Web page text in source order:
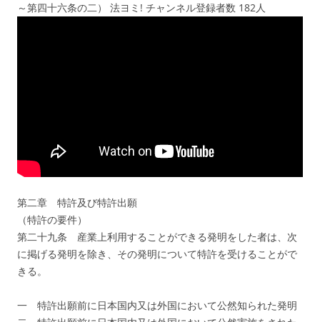
～第四十六条の二） 法ヨミ! チャンネル登録者数 182人
第二章 特許及び特許出願
（特許の要件）
第二十九条 産業上利用することができる発明をした者は、次
に掲げる発明を除き、その発明について特許を受けることがで
きる。
一 特許出願前に日本国内又は外国において公然知られた発明